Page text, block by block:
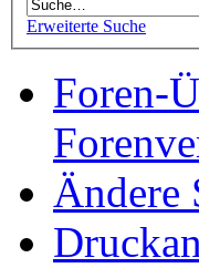
Erweiterte Suche
Foren-
Ändere